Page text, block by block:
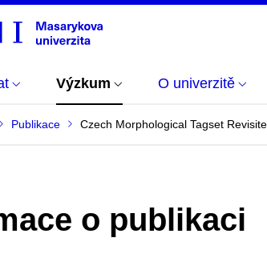
Výzkum O univerzitě
Publikace Czech Morphological Tagset
o publikaci